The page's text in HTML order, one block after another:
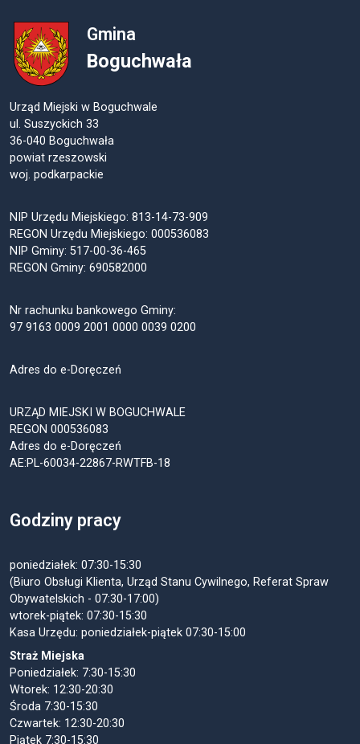
Gmina
Boguchwała
Urząd Miejski w Boguchwale
ul. Suszyckich 33
36-040 Boguchwała
powiat rzeszowski
woj. podkarpackie
NIP Urzędu Miejskiego: 813-14-73-909
REGON Urzędu Miejskiego: 000536083
NIP Gminy: 517-00-36-465
REGON Gminy: 690582000
Nr rachunku bankowego Gminy:
97 9163 0009 2001 0000 0039 0200
Adres do e-Doręczeń
URZĄD MIEJSKI W BOGUCHWALE
REGON 000536083
Adres do e-Doręczeń
AE:PL-60034-22867-RWTFB-18
Godziny pracy
poniedziałek: 07:30-15:30
(Biuro Obsługi Klienta, Urząd Stanu Cywilnego, Referat Spraw
Obywatelskich - 07:30-17:00)
wtorek-piątek: 07:30-15:30
Kasa Urzędu: poniedziałek-piątek 07:30-15:00
Straż Miejska
Poniedziałek: 7:30-15:30
Wtorek: 12:30-20:30
Środa 7:30-15:30
Czwartek: 12:30-20:30
Piątek 7:30-15:30